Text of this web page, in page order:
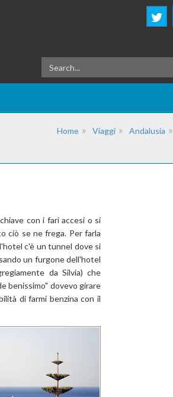
Home Viaggi Andalusia
con i fari accesi o si
ciò se ne frega. Per farla
c'è un tunnel dove si
un furgone dell'hotel
da Silvia) che
benissimo" dovevo girare
di farmi benzina con il